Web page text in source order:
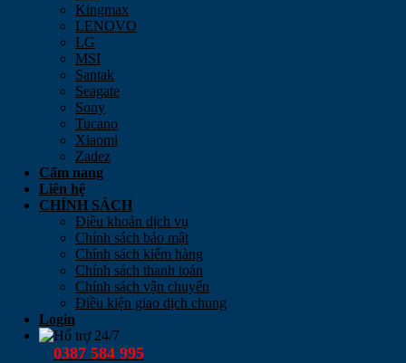
Kingmax
LENOVO
LG
MSI
Santak
Seagate
Sony
Tucano
Xiaomi
Zadez
Cẩm nang
Liên hệ
CHÍNH SÁCH
Điều khoản dịch vụ
Chính sách bảo mật
Chính sách kiểm hàng
Chính sách thanh toán
Chính sách vận chuyển
Điều kiện giao dịch chung
Login
Hổ trợ 24/7
0387 584 995